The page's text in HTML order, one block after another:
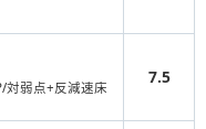
対弱点+反減速床
7.5